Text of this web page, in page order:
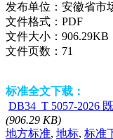
发布单位： 安徽省市
文件格式： PDF
文件大小： 906.29KB
文件页数： 71
标准全文下载：
DB34_T 5057-2026
(906.29 KB)
地方标准, 地标, 标准